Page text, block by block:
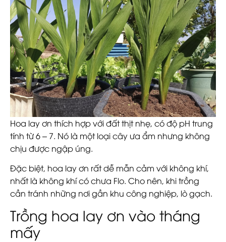
Hoa lay ơn thích hợp với đất thịt nhẹ, có độ pH trung
tính từ 6 – 7. Nó là một loại cây ưa ẩm nhưng không
chịu được ngập úng.
Đặc biệt, hoa lay ơn rất dễ mẫn cảm với không khí,
nhất là không khí có chưa Flo. Cho nên, khi trồng
cần tránh những nơi gần khu công nghiệp, lò gạch.
Trồng hoa lay ơn vào tháng
mấy